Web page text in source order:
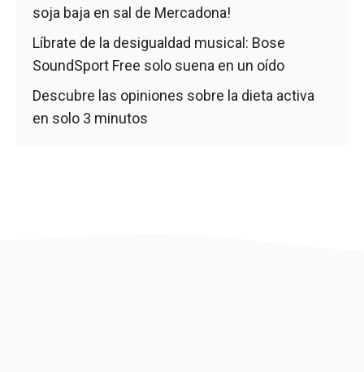
soja baja en sal de Mercadona!
Líbrate de la desigualdad musical: Bose
SoundSport Free solo suena en un oído
Descubre las opiniones sobre la dieta activa
en solo 3 minutos